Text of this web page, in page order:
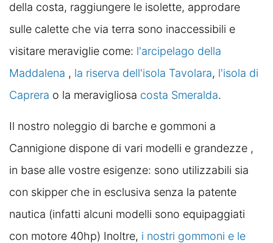
della costa, raggiungere le isolette, approdare
sulle calette che via terra sono inaccessibili e
visitare meraviglie come: l'arcipelago della
Maddalena , la riserva dell'isola Tavolara, l'isola di
Caprera o la meravigliosa costa Smeralda.
Il nostro noleggio di barche e gommoni a
Cannigione dispone di vari modelli e grandezze ,
in base alle vostre esigenze: sono utilizzabili sia
con skipper che in esclusiva senza la patente
nautica (infatti alcuni modelli sono equipaggiati
con motore 40hp) Inoltre, i nostri gommoni e le